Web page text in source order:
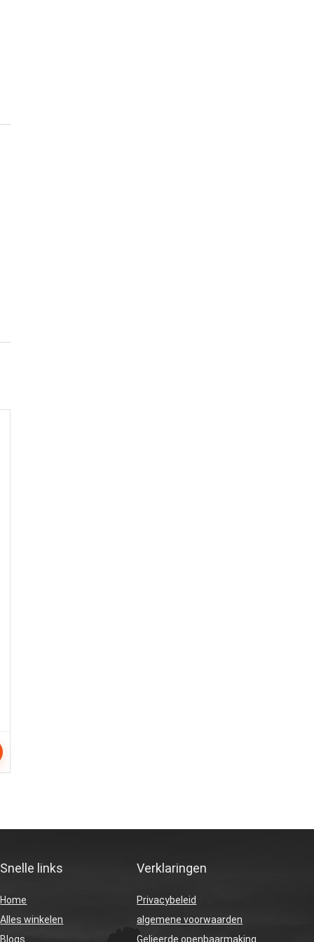
Snelle links
Home
Alles winkelen
Blogs
Verklaringen
Privacybeleid
algemene voorwaarden
Gelieerde openbaarmaking